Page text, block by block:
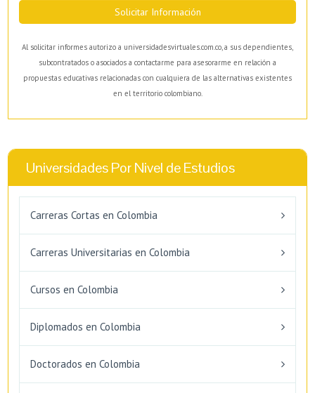
Solicitar Información
Al solicitar informes autorizo a universidadesvirtuales.com.co, a sus dependientes,
subcontratados o asociados a contactarme para asesorarme en relación a
propuestas educativas relacionadas con cualquiera de las alternativas existentes
en el territorio colombiano.
Universidades Por Nivel de Estudios
Carreras Cortas en Colombia
Carreras Universitarias en Colombia
Cursos en Colombia
Diplomados en Colombia
Doctorados en Colombia